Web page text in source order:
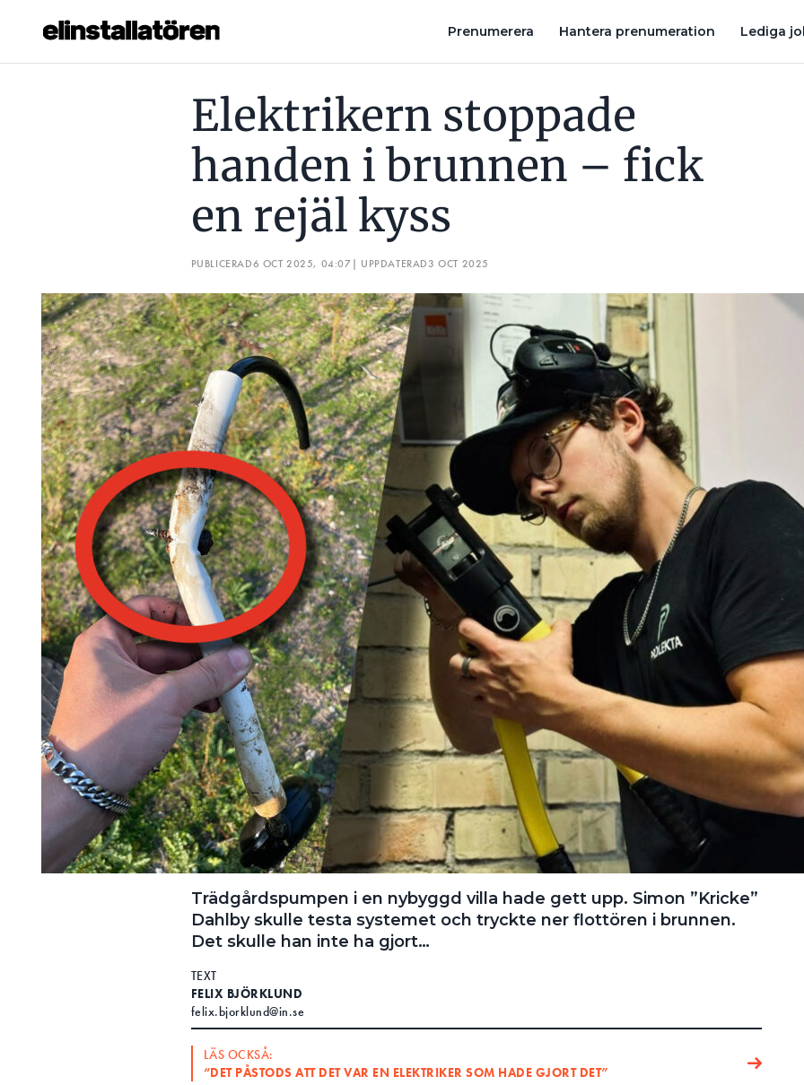
Prenumerera Hantera prenumeration Lediga
Hantera prenumeration
Läs E-tidningen
Om tidningen
Kontakt
Personuppgifter
Search for:
SEARCH
Elektrikern stoppade
handen i brunnen – fick
en rejäl kyss
PUBLICERAD6 OCT 2025, 04:07| UPPDATERAD3 OCT 2025
Trädgårdspumpen i en nybyggd villa hade gett upp. Simon ”Kricke”
Dahlby skulle testa systemet och tryckte ner flottören i brunnen.
Det skulle han inte ha gjort…
TEXT
FELIX BJÖRKLUND
felix.bjorklund@in.se
LÄS OCKSÅ:
“DET PÅSTODS ATT DET VAR EN ELEKTRIKER SOM HADE GJORT DET”
ELEKTRIKERN STOPPADE HANDEN I BRUNNEN – FICK EN REJÄL KYSS BILLIGT INSTALLERAD UTEBELYSNING: ”HUR VÅGAR